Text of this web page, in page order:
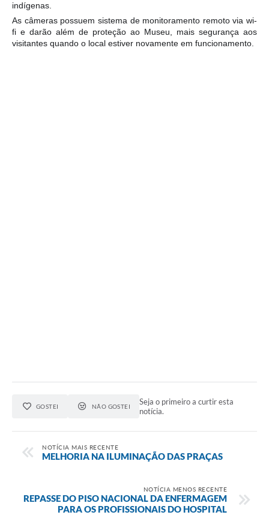
indígenas.
As câmeras possuem sistema de monitoramento remoto via wi-
fi e darão além de proteção ao Museu, mais segurança aos
visitantes quando o local estiver novamente em funcionamento.
GOSTEI NÃO GOSTEI
Seja o primeiro a curtir esta
notícia.
NOTÍCIA MAIS RECENTE
MELHORIA NA ILUMINAÇÃO DAS PRAÇAS
NOTÍCIA MENOS RECENTE
REPASSE DO PISO NACIONAL DA ENFERMAGEM
PARA OS PROFISSIONAIS DO HOSPITAL